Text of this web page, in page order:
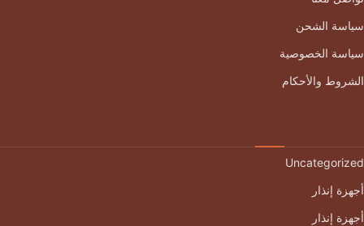
سياسة الشحن
سياسة الخصوصية
الشروط والأحكام
Uncategorized
أجهزة إنذار
أجهزة إنذار